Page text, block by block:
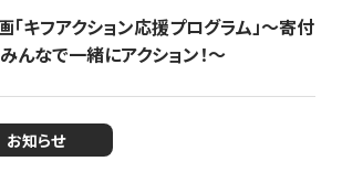
キフアクション応援プログラム」〜寄付
んなで一緒にアクション！〜
お知らせ